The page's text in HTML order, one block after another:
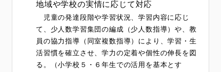
地域や学校の実情に応じて対応
児童の発達段階や学習状況、学習内容に応じ
て、少人数学習集団の編成（少人数指導）や、教
員の協力指導（同室複数指導）により、学習・生
活習慣を確立させ、学力の定着や個性の伸長を図
る。（小学校５・６年生での活用を基本とす